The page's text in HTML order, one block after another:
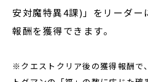
安対魔特異4課)」をリーダ
報酬を獲得できます。
※クエストクリア後の獲得報酬で